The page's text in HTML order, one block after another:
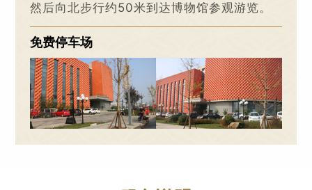
然后向北步行约50米到达博物馆参观游览。
免费停车场